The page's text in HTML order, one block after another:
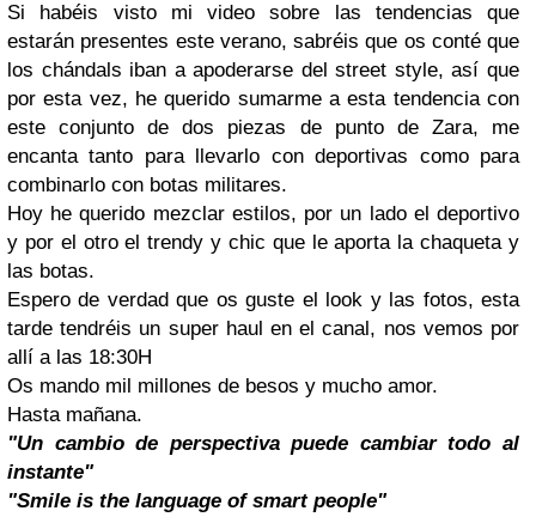
Si habéis visto mi video sobre las tendencias que
estarán presentes este verano, sabréis que os conté que
los chándals iban a apoderarse del street style, así que
por esta vez, he querido sumarme a esta tendencia con
este conjunto de dos piezas de punto de Zara, me
encanta tanto para llevarlo con deportivas como para
combinarlo con botas militares.
Hoy he querido mezclar estilos, por un lado el deportivo
y por el otro el trendy y chic que le aporta la chaqueta y
las botas.
Espero de verdad que os guste el look y las fotos, esta
tarde tendréis un super haul en el canal, nos vemos por
allí a las 18:30H
Os mando mil millones de besos y mucho amor.
Hasta mañana.
"Un cambio de perspectiva puede cambiar todo al
instante"
"Smile is the language of smart people"